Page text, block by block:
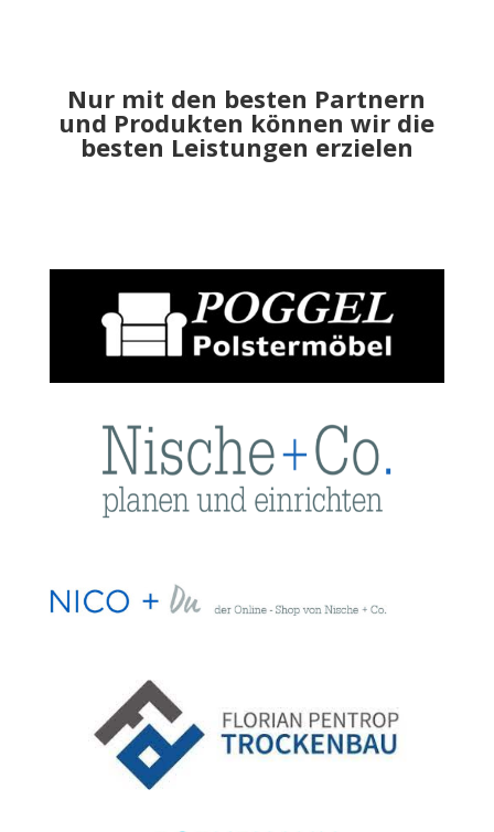
Nur mit den besten Partnern
und Produkten können wir die
besten Leistungen erzielen